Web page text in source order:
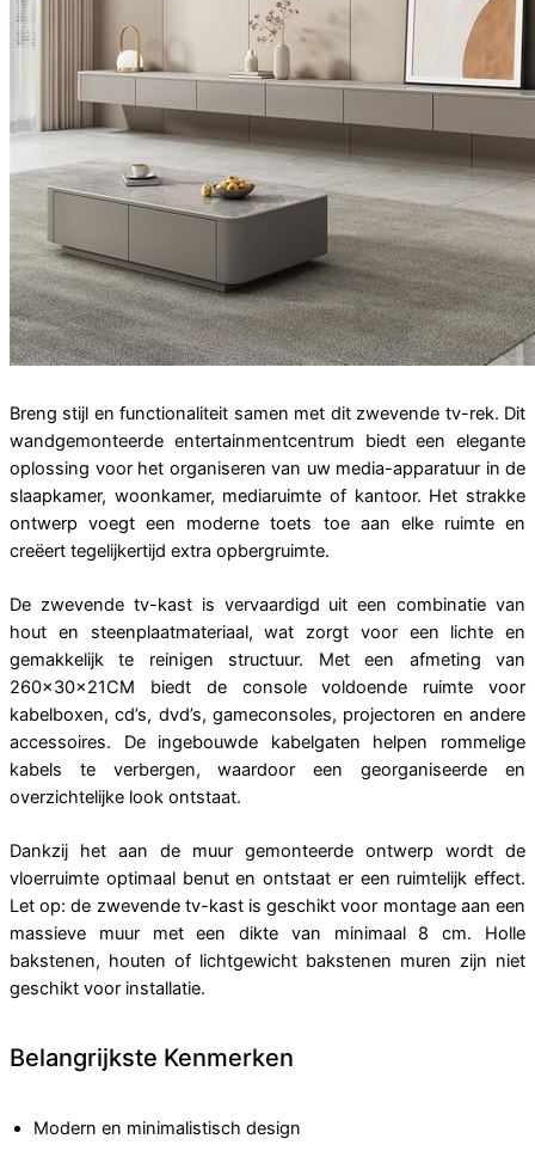
Breng stijl en functionaliteit samen met dit zwevende tv-rek. Dit
wandgemonteerde entertainmentcentrum biedt een elegante
oplossing voor het organiseren van uw media-apparatuur in de
slaapkamer, woonkamer, mediaruimte of kantoor. Het strakke
ontwerp voegt een moderne toets toe aan elke ruimte en
creëert tegelijkertijd extra opbergruimte.
De zwevende tv-kast is vervaardigd uit een combinatie van
hout en steenplaatmateriaal, wat zorgt voor een lichte en
gemakkelijk te reinigen structuur. Met een afmeting van
260×30×21CM biedt de console voldoende ruimte voor
kabelboxen, cd’s, dvd’s, gameconsoles, projectoren en andere
accessoires. De ingebouwde kabelgaten helpen rommelige
kabels te verbergen, waardoor een georganiseerde en
overzichtelijke look ontstaat.
Dankzij het aan de muur gemonteerde ontwerp wordt de
vloerruimte optimaal benut en ontstaat er een ruimtelijk effect.
Let op: de zwevende tv-kast is geschikt voor montage aan een
massieve muur met een dikte van minimaal 8 cm. Holle
bakstenen, houten of lichtgewicht bakstenen muren zijn niet
geschikt voor installatie.
Belangrijkste Kenmerken
Modern en minimalistisch design